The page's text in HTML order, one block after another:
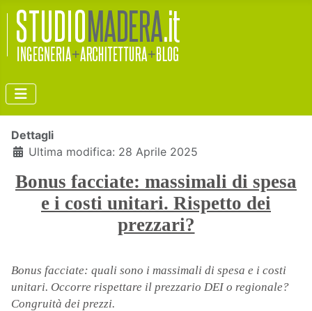
Dettagli
Ultima modifica: 28 Aprile 2025
Bonus facciate: massimali di spesa
e i costi unitari. Rispetto dei
prezzari?
Bonus facciate: quali sono i massimali di spesa e i costi
unitari. Occorre rispettare il prezzario DEI o regionale?
Congruità dei prezzi.